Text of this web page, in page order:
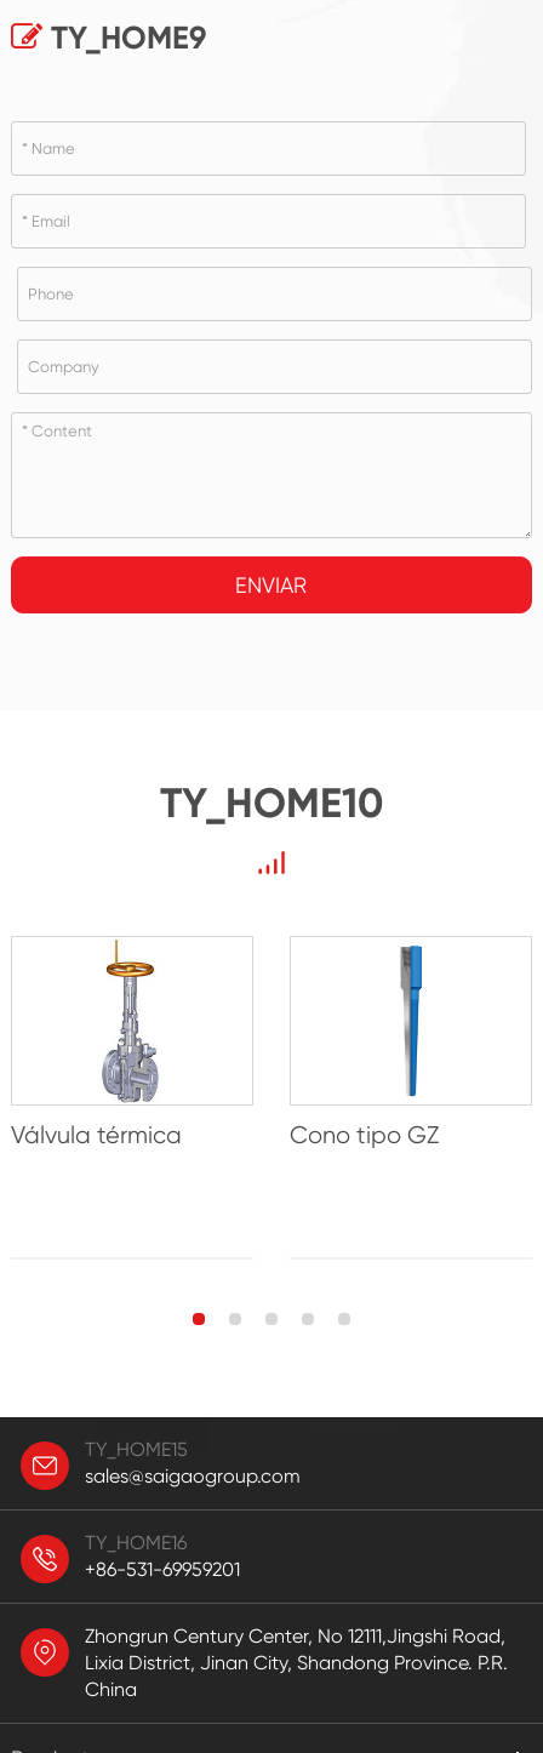
TY_HOME9
ENVIAR
TY_HOME10
Válvula térmica Cono tipo GZ
TY_HOME15
sales@saigaogroup.com
TY_HOME16
+86-531-69959201
Zhongrun Century Center, No 12111,Jingshi Road,
Lixia District, Jinan City, Shandong Province. P.R.
China